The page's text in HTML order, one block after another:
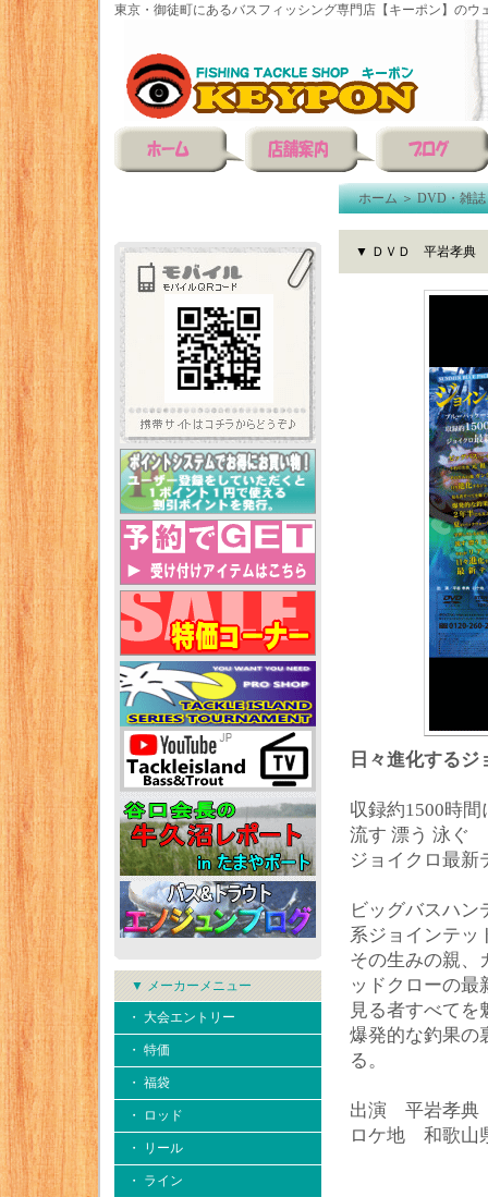
東京・御徒町にあるバスフィッシング専門店【キーポン】のウ
▼ メーカーメニュー
・ 大会エントリー
・ 特価
・ 福袋
・ ロッド
・ リール
・ ライン
ホーム＞DVD・雑誌
▼ ＤＶＤ 平岩孝典
日々進化する
収録約1500時
流す 漂う 泳ぐ
ジョイクロ最新
ビッグバスハン
系ジョインテッ
その生みの親、
ッドクローの最
見る者すべてを
爆発的な釣果の
る。
出演 平岩孝典
ロケ地 和歌山